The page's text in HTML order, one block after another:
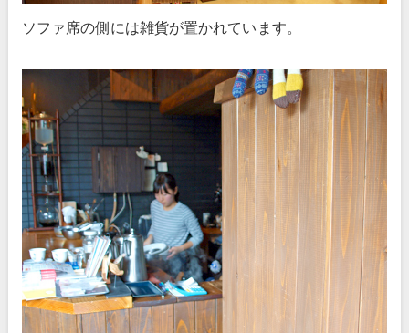
ソファ席の側には雑貨が置かれています。